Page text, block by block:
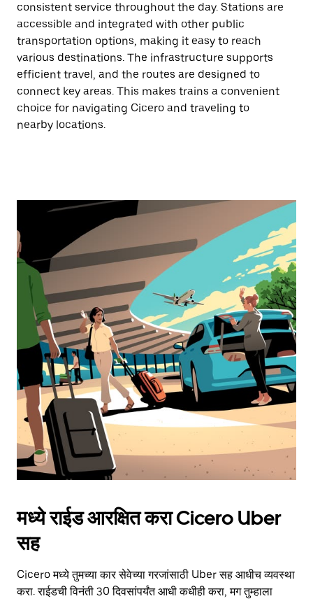
consistent service throughout the day. Stations are
accessible and integrated with other public
transportation options, making it easy to reach
various destinations. The infrastructure supports
efficient travel, and the routes are designed to
connect key areas. This makes trains a convenient
choice for navigating Cicero and traveling to
nearby locations.
मध्ये राईड आरक्षित करा Cicero Uber
सह
Cicero मध्ये तुमच्या कार सेवेच्या गरजांसाठी Uber सह आधीच व्यवस्था
करा. राईडची विनंती 30 दिवसांपर्यंत आधी कधीही करा, मग तुम्हाला